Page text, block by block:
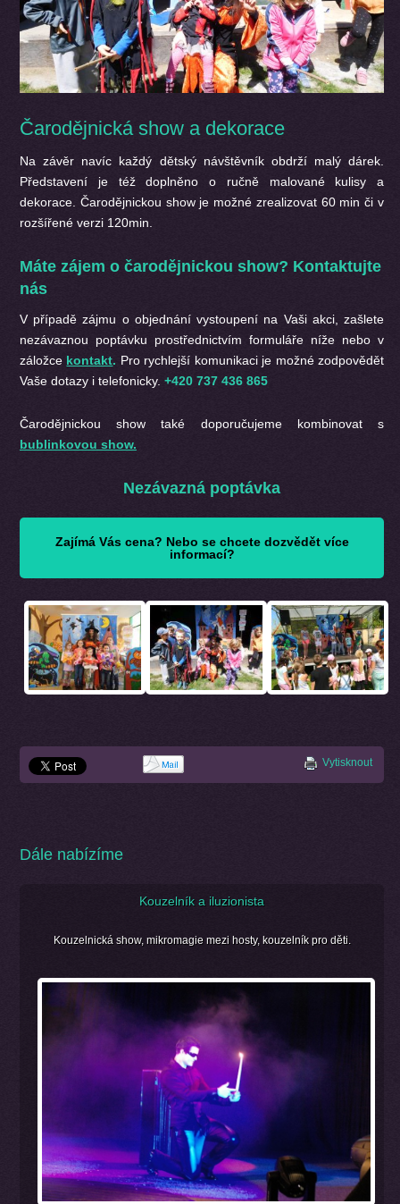
Čarodějnická show a dekorace
Na závěr navíc každý dětský návštěvník obdrží malý dárek.
Představení je též doplněno o ručně malované kulisy a
dekorace. Čarodějnickou show je možné zrealizovat 60 min či v
rozšířené verzi 120min.
Máte zájem o čarodějnickou show? Kontaktujte
nás
V případě zájmu o objednání vystoupení na Vaši akci, zašlete
nezávaznou poptávku prostřednictvím formuláře níže nebo v
záložce kontakt. Pro rychlejší komunikaci je možné zodpovědět
Vaše dotazy i telefonicky. +420 737 436 865
Čarodějnickou show také doporučujeme kombinovat s
bublinkovou show.
Nezávazná poptávka
Zajímá Vás cena? Nebo se chcete dozvědět více
informací?
Vytisknout
Dále nabízíme
Kouzelník a iluzionista
Kouzelnická show, mikromagie mezi hosty, kouzelník pro děti.